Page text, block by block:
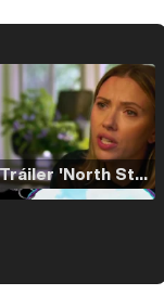
Tráiler 'North Star' (2023)